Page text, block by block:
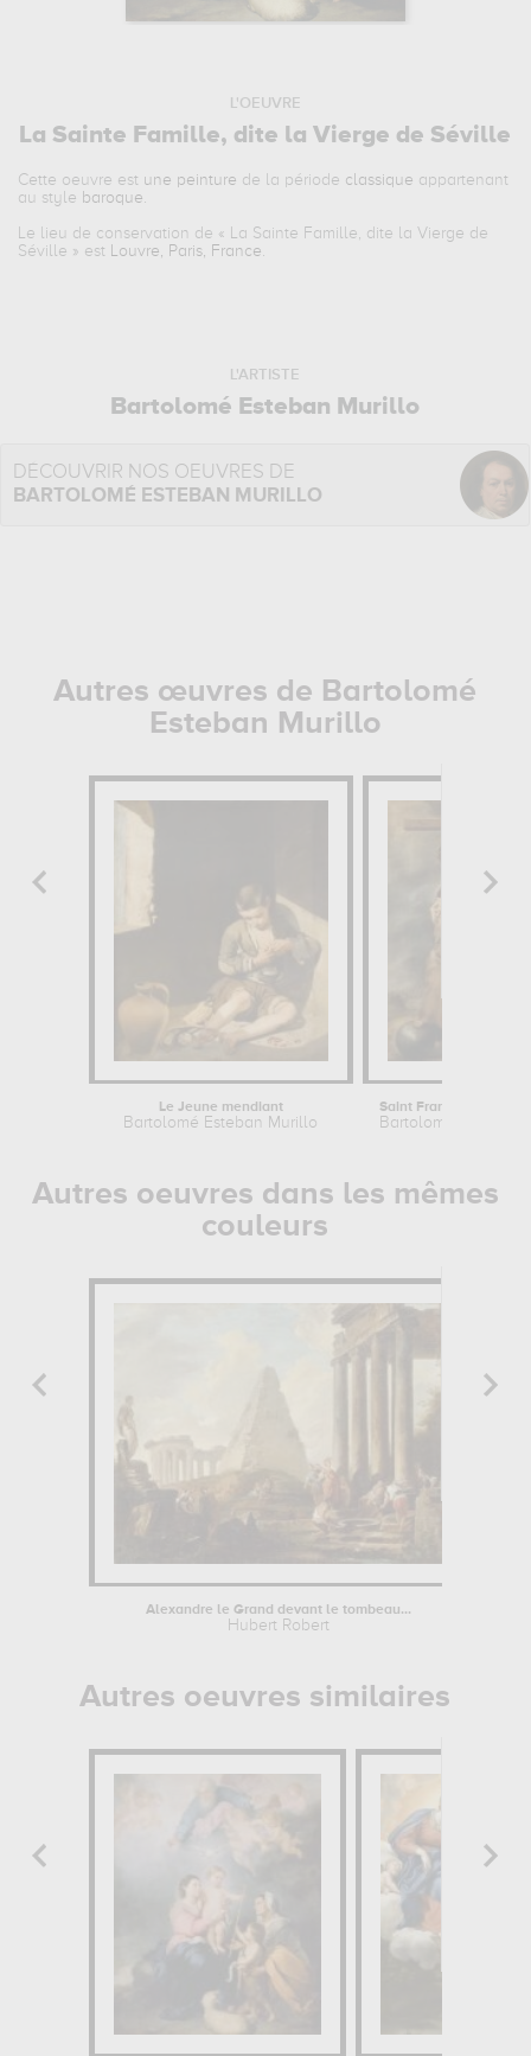
L'OEUVRE
La Sainte Famille, dite la Vierge de Séville
Cette oeuvre est une peinture de la période classique appartenant
au style baroque.
Le lieu de conservation de « La Sainte Famille, dite la Vierge de
Séville » est Louvre, Paris, France.
L'ARTISTE
Bartolomé Esteban Murillo
DÉCOUVRIR NOS OEUVRES DE
BARTOLOMÉ ESTEBAN MURILLO
Autres œuvres de Bartolomé
Esteban Murillo
Le Jeune mendiant
Bartolomé Esteban Murillo Bartolomé Esteban
Autres oeuvres dans les mêmes
couleurs
Alexandre le Grand devant le tombeau...
Hubert Robert
Autres oeuvres similaires